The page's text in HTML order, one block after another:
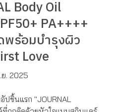
Body Oil
PA++++
ร้อมบำรุงผิว
Love
. 2025